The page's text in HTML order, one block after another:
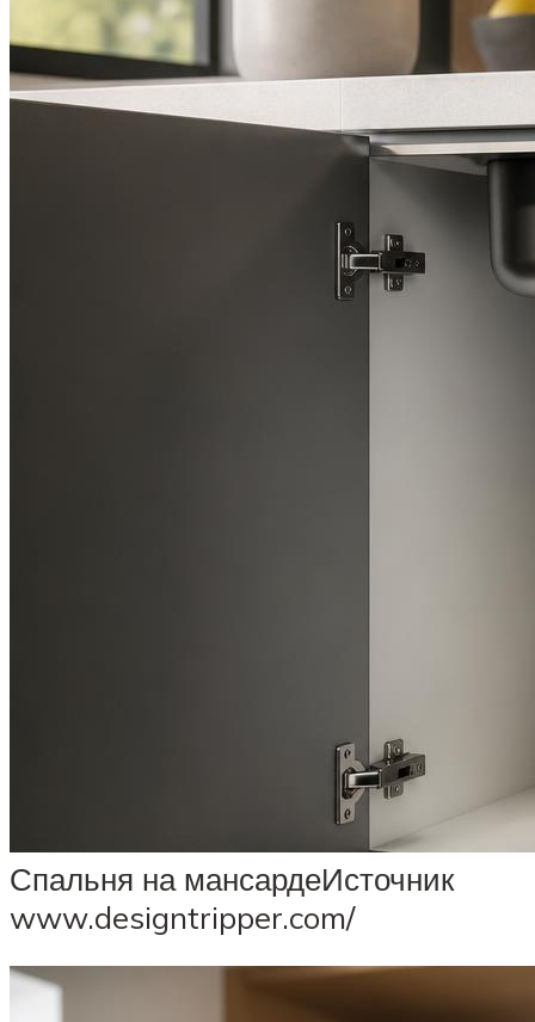
Спальня на мансардеИсточник
www.designtripper.com/